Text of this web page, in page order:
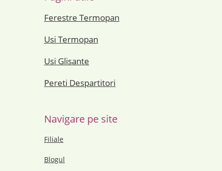
Ferestre Termopan
Usi Termopan
Usi Glisante
Pereti Despartitori
Navigare pe site
Filiale
Blogul